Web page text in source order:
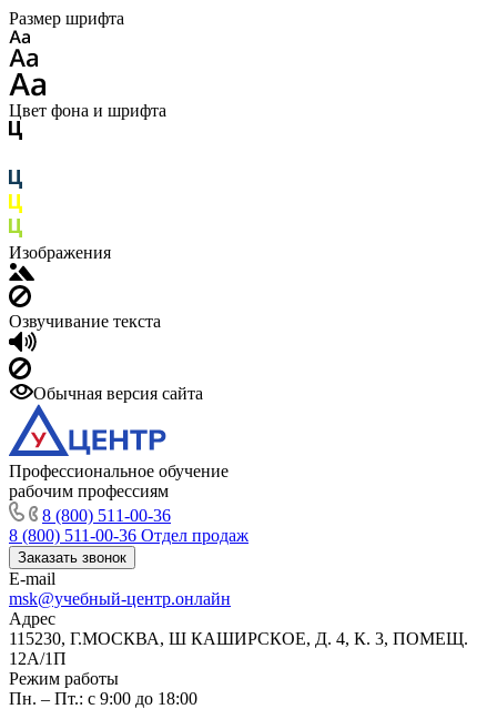
Размер шрифта
Цвет фона и шрифта
Изображения
Озвучивание текста
Обычная версия сайта
Профессиональное обучение
рабочим профессиям
8 (800) 511-00-36
8 (800) 511-00-36 Отдел продаж
Заказать звонок
E-mail
msk@учебный-центр.онлайн
Адрес
115230, Г.МОСКВА, Ш КАШИРСКОЕ, Д. 4, К. 3, ПОМЕЩ.
12А/1П
Режим работы
Пн. – Пт.: с 9:00 до 18:00